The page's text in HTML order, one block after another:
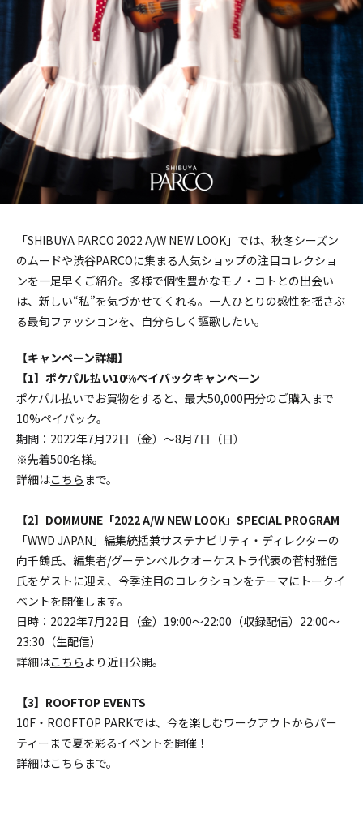
「SHIBUYA PARCO 2022 A/W NEW LOOK」では、秋冬シーズン
のムードや渋谷PARCOに集まる人気ショップの注目コレクショ
ンを一足早くご紹介。多様で個性豊かなモノ・コトとの出会い
は、新しい“私”を気づかせてくれる。一人ひとりの感性を揺さぶ
る最旬ファッションを、自分らしく謳歌したい。
【キャンペーン詳細】
【1】ポケパル払い10%ペイバックキャンペーン
ポケパル払いでお買物をすると、最大50,000円分のご購入まで
10%ペイバック。
期間：2022年7月22日（金）～8月7日（日）
※先着500名様。
詳細はこちら まで。
【2】DOMMUNE「2022 A/W NEW LOOK」SPECIAL PROGRAM
「WWD JAPAN」編集統括兼サステナビリティ・ディレクターの
向千鶴氏、編集者/グーテンベルクオーケストラ代表の菅村雅信
氏をゲストに迎え、今季注目のコレクションをテーマにトークイ
ベントを開催します。
日時：2022年7月22日（金）19:00～22:00（収録配信）22:00～
23:30（生配信）
詳細はこちら より近日公開。
【3】ROOFTOP EVENTS
10F・ROOFTOP PARKでは、今を楽しむワークアウトからパー
ティーまで夏を彩るイベントを開催！
詳細はこちら まで。